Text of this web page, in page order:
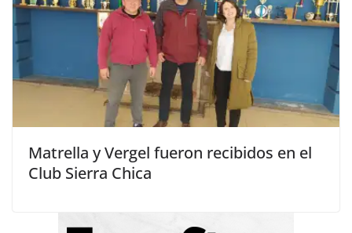
Matrella y Vergel fueron recibidos en el
Club Sierra Chica